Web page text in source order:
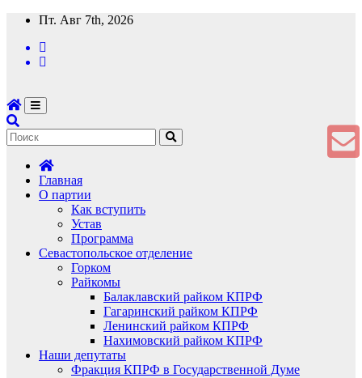
Перейти
содержимому
Пт. Авг 7th, 2026
Главная
О партии
Как вступить
Устав
Программа
Севастопольское отделение
Горком
Райкомы
Балаклавский райком КПРФ
Гагаринский райком КПРФ
Ленинский райком КПРФ
Нахимовский райком КПРФ
Наши депутаты
Фракция КПРФ в Государственной Думе